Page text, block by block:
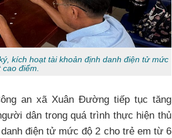
kích hoạt tài khoản định danh điện tử mức
điểm.
an xã Xuân Đường tiếp tục tăng
dân trong quá trình thực hiện thủ
điện tử mức độ 2 cho trẻ em từ 6